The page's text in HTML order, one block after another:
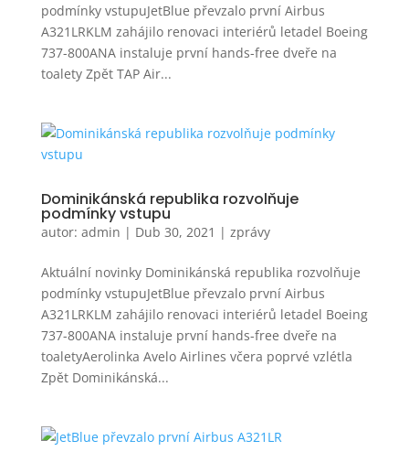
podmínky vstupuJetBlue převzalo první Airbus
A321LRKLM zahájilo renovaci interiérů letadel Boeing
737-800ANA instaluje první hands-free dveře na
toalety Zpět TAP Air...
Dominikánská republika rozvolňuje
podmínky vstupu
autor: admin | Dub 30, 2021 | zprávy
Aktuální novinky Dominikánská republika rozvolňuje
podmínky vstupuJetBlue převzalo první Airbus
A321LRKLM zahájilo renovaci interiérů letadel Boeing
737-800ANA instaluje první hands-free dveře na
toaletyAerolinka Avelo Airlines včera poprvé vzlétla
Zpět Dominikánská...